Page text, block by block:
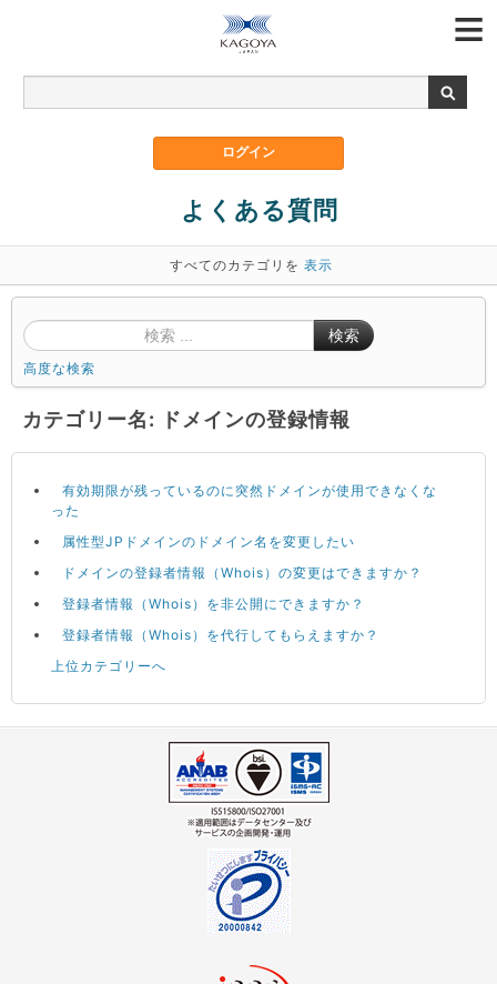
よくある質問
すべてのカテゴリを 表示
検索
高度な検索
カテゴリー名: ドメインの登録情報
有効期限が残っているのに突然ドメインが使用できなくな
った
属性型JPドメインのドメイン名を変更したい
ドメインの登録者情報（Whois）の変更はできますか？
登録者情報（Whois）を非公開にできますか？
登録者情報（Whois）を代行してもらえますか？
上位カテゴリーへ